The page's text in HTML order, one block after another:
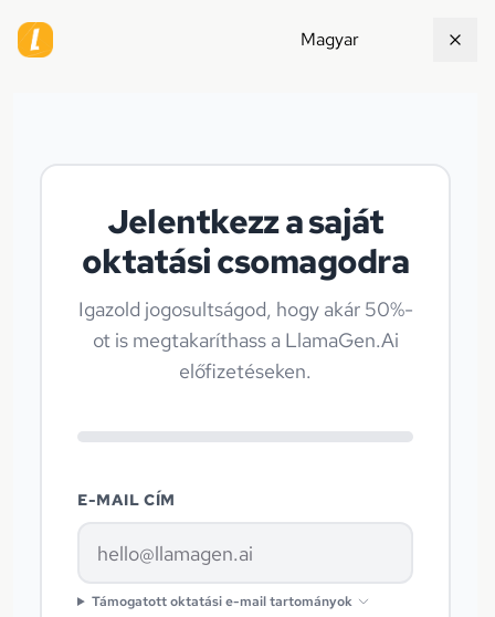
Magyar
Jelentkezz a saját
oktatási csomagodra
Igazold jogosultságod, hogy akár 50%-
ot is megtakaríthass a LlamaGen.Ai
előfizetéseken.
E-MAIL CÍM
Támogatott oktatási e-mail tartományok